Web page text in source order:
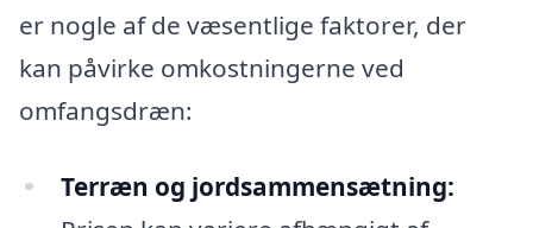
er nogle af de væsentlige faktorer, der
kan påvirke omkostningerne ved
omfangsdræn:
Terræn og jordsammensætning: